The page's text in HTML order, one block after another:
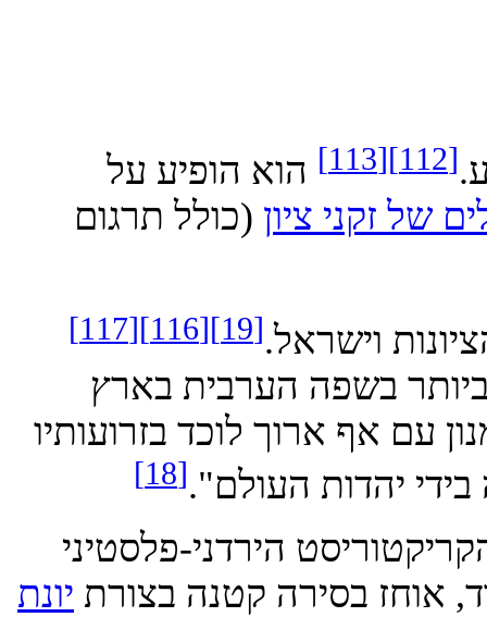
[113]
הוא הופיע על
זקני ציון(כולל תרגום
וישראל.[19]
[116]
[117]
ביותר בשפה הערבית בארץ
אף ארוך לוכד בזרועותיו
יהדות העולם".[18]
הירדני-פלסטיני
בסירה קטנה בצורתיונת